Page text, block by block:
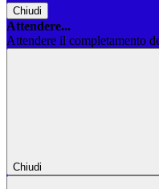
Chiudi
Attendere...
Attendere il completamento
Chiudi